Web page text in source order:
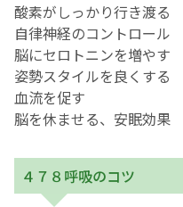
酸素がしっかり行き渡る
自律神経のコントロール
脳にセロトニンを増やす
姿勢スタイルを良くする
血流を促す
脳を休ませる、安眠効果
４７８呼吸のコツ